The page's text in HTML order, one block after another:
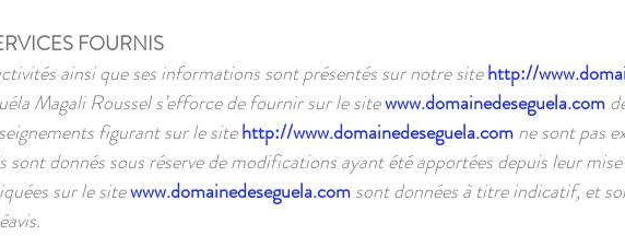
FOURNIS
ainsi que ses informations sont présentés sur notre sitehttp://
Magali Roussel s’efforce de fournir sur le sitewww.domainedeseguela.com
figurant sur le sitehttp://www.domainedeseguela.comne sont pas
sont donnés sous réserve de modifications ayant été apportées depuis leur
sur le sitewww.domainedeseguela.comsont données à titre indicatif, et